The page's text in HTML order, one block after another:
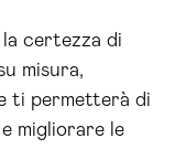
certezza di
misura,
ti permetterà di
migliorare le